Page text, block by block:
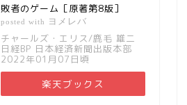
敗者のゲーム［原著第8版］
posted with ヨメレバ
チャールズ・エリス/鹿毛 雄二
日経BP 日本経済新聞出版本部
2022年01月07日頃
楽天ブックス